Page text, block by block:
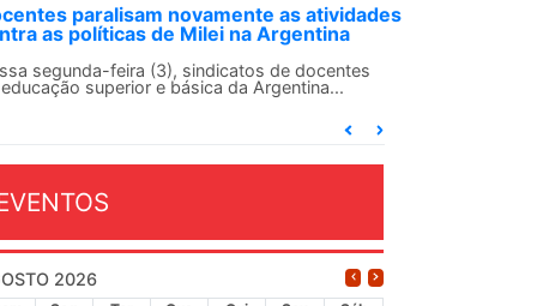
SN convoca docentes para Dia de
Internacionalista com Cuba em
de agosto
SN conclama suas seções sindicais e o